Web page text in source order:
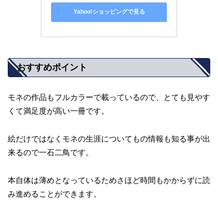
Yahoo!ショッピングで見る
おすすめポイント
モネの作品もフルカラーで載っているので、とても見やす
くて満足度が高い一冊です。
絵だけではなくモネの生涯についてもの情報も知る事が出
来るので一石二鳥です。
本自体は薄めとなっているためさほど時間もかからずに読
み進めることができます。